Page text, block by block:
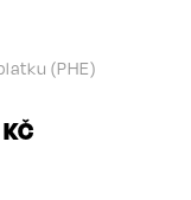
(PHE)